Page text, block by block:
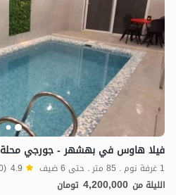
فيلا هاوس في بهشهر - جورجي محلة
1 غرفة نوم . 85 متر . حتى 6 ضيف 4.9 (10 تعليق)
الليلة من 4,200,000 تومان